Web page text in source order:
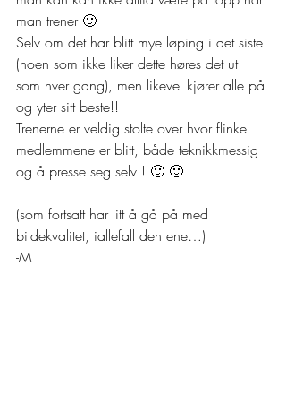
man trener 🙂
Selv om det har blitt mye løping i det siste
(noen som ikke liker dette høres det ut
som hver gang), men likevel kjører alle på
og yter sitt beste!!
Trenerne er veldig stolte over hvor flinke
medlemmene er blitt, både teknikkmessig
og å presse seg selv!! 🙂 🙂
(som fortsatt har litt å gå på med
bildekvalitet, iallefall den ene…)
-M